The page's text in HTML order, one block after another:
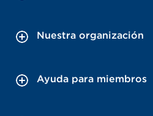
Nuestra organización
Ayuda para miembros